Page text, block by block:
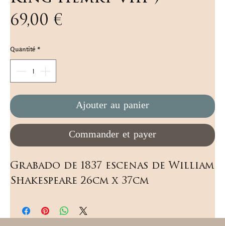
69,00 €
Quantité*
Ajouter au panier
Commander et payer
Grabado de 1837 escenas de William
Shakespeare 26cm x 37cm